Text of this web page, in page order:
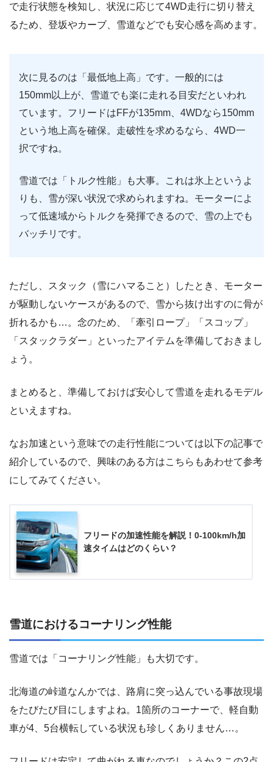
で走行状態を検知し、状況に応じて4WD走行に切り替え
るため、登坂やカーブ、雪道などでも安心感を高めます。
次に見るのは「最低地上高」です。一般的には
150mm以上が、雪道でも楽に走れる目安だといわれ
ています。フリードはFFが135mm、4WDなら150mm
という地上高を確保。走破性を求めるなら、4WD一
択ですね。
雪道では「トルク性能」も大事。これは氷上というよ
りも、雪が深い状況で求められますね。モーターによ
って低速域からトルクを発揮できるので、雪の上でも
バッチリです。
ただし、スタック（雪にハマること）したとき、モーター
が駆動しないケースがあるので、雪から抜け出すのに骨が
折れるかも…。念のため、「牽引ロープ」「スコップ」
「スタックラダー」といったアイテムを準備しておきまし
ょう。
まとめると、準備しておけば安心して雪道を走れるモデル
といえますね。
なお加速という意味での走行性能については以下の記事で
紹介しているので、興味のある方はこちらもあわせて参考
にしてみてください。
フリードの加速性能を解説！0-100km/h加
速タイムはどのくらい？
雪道におけるコーナリング性能
雪道では「コーナリング性能」も大切です。
北海道の峠道なんかでは、路肩に突っ込んでいる事故現場
をたびたび目にしますよね。1箇所のコーナーで、軽自動
車が4、5台横転している状況も珍しくありません…。